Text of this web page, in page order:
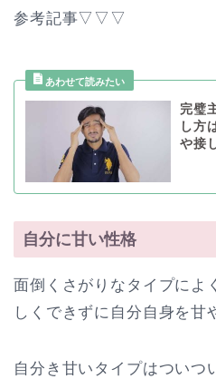
参考記事▽▽▽
完璧
し方
や接
自分に甘い性格
面倒くさがりなタイプによ
しくできずに自分自身を甘
自分き甘いタイプはついつ